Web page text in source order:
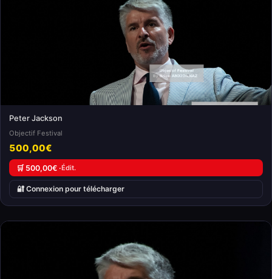
Peter Jackson
Objectif Festival
500,00€
🛒 500,00€ ·Édit.
🔐 Connexion pour télécharger